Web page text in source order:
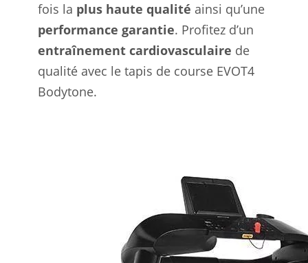
fois la plus haute qualité ainsi qu’une
performance garantie. Profitez d’un
entraînement cardiovasculaire de
qualité avec le tapis de course EVOT4
Bodytone.